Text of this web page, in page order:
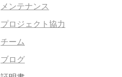
メンテナンス
プロジェクト協力
チーム
ブログ